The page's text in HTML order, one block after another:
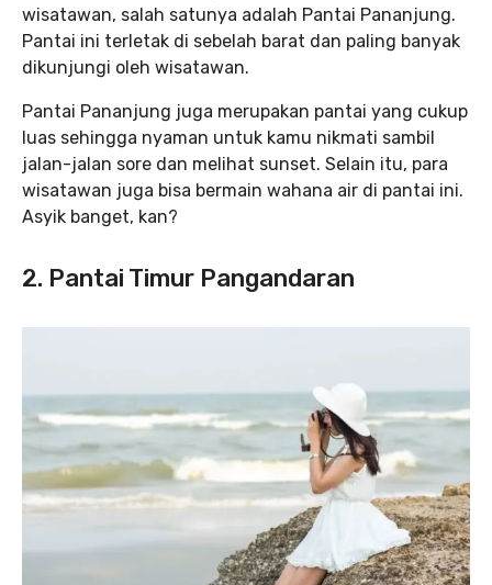
wisatawan, salah satunya adalah Pantai Pananjung.
Pantai ini terletak di sebelah barat dan paling banyak
dikunjungi oleh wisatawan.
Pantai Pananjung juga merupakan pantai yang cukup
luas sehingga nyaman untuk kamu nikmati sambil
jalan-jalan sore dan melihat sunset. Selain itu, para
wisatawan juga bisa bermain wahana air di pantai ini.
Asyik banget, kan?
2. Pantai Timur Pangandaran